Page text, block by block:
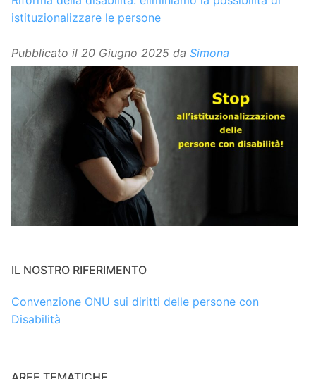
istituzionalizzare le persone
Pubblicato il 20 Giugno 2025 da Simona
IL NOSTRO RIFERIMENTO
Convenzione ONU sui diritti delle persone con
Disabilità